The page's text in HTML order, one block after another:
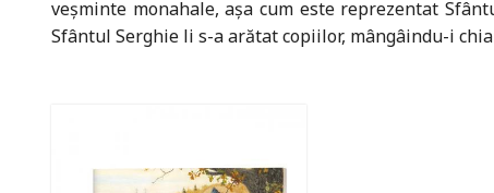
veșminte monahale, așa cum este reprezentat
Sfântul Serghie li s-a arătat copiilor, mângâindu-i